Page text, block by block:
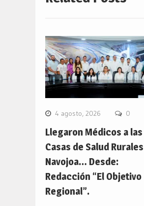
4 agosto, 2026 0
Llegaron Médicos a las
Casas de Salud
Navojoa… Desde:
Redacción “El Objetivo
Regional”.